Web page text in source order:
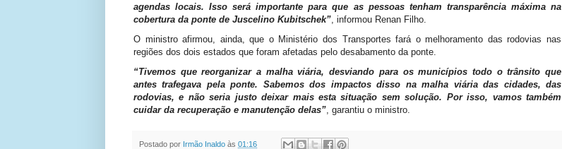
agendas locais. Isso será importante para que as pessoas tenham transparência máxima na
cobertura da ponte de Juscelino Kubitschek” , informou Renan Filho.
O ministro afirmou, ainda, que o Ministério dos Transportes fará o melhoramento das rodovias nas
regiões dos dois estados que foram afetadas pelo desabamento da ponte.
“Tivemos que reorganizar a malha viária, desviando para os municípios todo o trânsito que
antes trafegava pela ponte. Sabemos dos impactos disso na malha viária das cidades, das
rodovias, e não seria justo deixar mais esta situação sem solução. Por isso, vamos também
cuidar da recuperação e manutenção delas” , garantiu o ministro.
Postado por Irmão Inaldo às 01:16